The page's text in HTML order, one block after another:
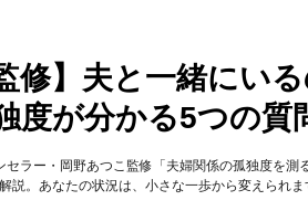
修】夫と一緒に
度が分かる5つの質
ラー・岡野あつこ監修「夫婦関係の孤独度を
説。あなたの状況は、小さな一歩から変えられ